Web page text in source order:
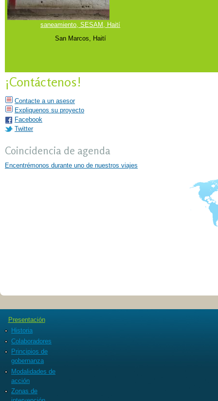
saneamiento, SESAM, Haití
San Marcos, Haití
¡Contáctenos!
Contacte a un asesor
Expliquenos su proyecto
Facebook
Twitter
Coincidencia de agenda
Encentrémonos durante uno de nuestros viajes
Presentación
Historia
Colaboradores
Principios de
gobernanza
Modalidades de
acción
Zonas de